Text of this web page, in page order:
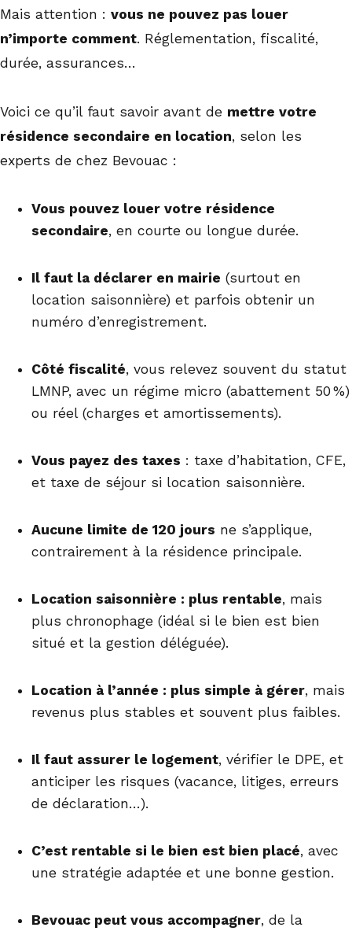
Mais attention : vous ne pouvez pas louer
n’importe comment. Réglementation, fiscalité,
durée, assurances…
Voici ce qu’il faut savoir avant de mettre votre
résidence secondaire en location, selon les
experts de chez Bevouac :
Vous pouvez louer votre résidence
secondaire, en courte ou longue durée.
Il faut la déclarer en mairie (surtout en
location saisonnière) et parfois obtenir un
numéro d’enregistrement.
Côté fiscalité, vous relevez souvent du statut
LMNP, avec un régime micro (abattement 50 %)
ou réel (charges et amortissements).
Vous payez des taxes : taxe d’habitation, CFE,
et taxe de séjour si location saisonnière.
Aucune limite de 120 jours ne s’applique,
contrairement à la résidence principale.
Location saisonnière : plus rentable, mais
plus chronophage (idéal si le bien est bien
situé et la gestion déléguée).
Location à l’année : plus simple à gérer, mais
revenus plus stables et souvent plus faibles.
Il faut assurer le logement, vérifier le DPE, et
anticiper les risques (vacance, litiges, erreurs
de déclaration…).
C’est rentable si le bien est bien placé, avec
une stratégie adaptée et une bonne gestion.
Bevouac peut vous accompagner, de la